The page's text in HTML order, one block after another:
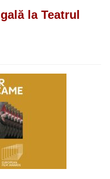
la Teatrul